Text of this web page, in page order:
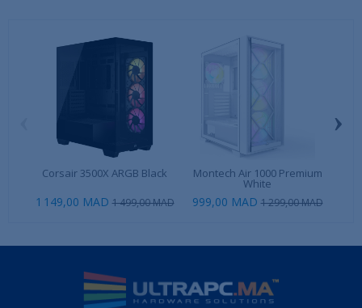
Corsair 3500X ARGB Black
1 149,00 MAD 1 499,00 MAD
Montech Air 1000 Premium
White
999,00 MAD 1 299,00 MAD
›